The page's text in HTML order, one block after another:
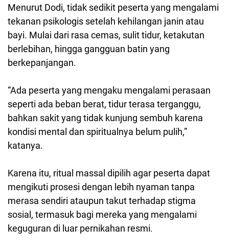
Menurut Dodi, tidak sedikit peserta yang mengalami
tekanan psikologis setelah kehilangan janin atau
bayi. Mulai dari rasa cemas, sulit tidur, ketakutan
berlebihan, hingga gangguan batin yang
berkepanjangan.
“Ada peserta yang mengaku mengalami perasaan
seperti ada beban berat, tidur terasa terganggu,
bahkan sakit yang tidak kunjung sembuh karena
kondisi mental dan spiritualnya belum pulih,”
katanya.
Karena itu, ritual massal dipilih agar peserta dapat
mengikuti prosesi dengan lebih nyaman tanpa
merasa sendiri ataupun takut terhadap stigma
sosial, termasuk bagi mereka yang mengalami
keguguran di luar pernikahan resmi.